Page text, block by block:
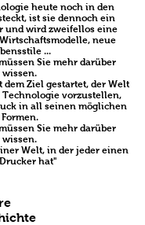
heute noch in den
ist sie dennoch ein
und wird zweifellos eine
neue
...
Sie mehr darüber
wissen.
dem Ziel gestartet, der Welt
vorzustellen,
in all seinen möglichen
Formen.
Sie mehr darüber
wissen.
Welt, in der jeder einen
hat"